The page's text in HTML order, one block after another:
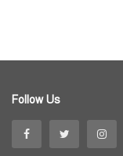
Follow Us